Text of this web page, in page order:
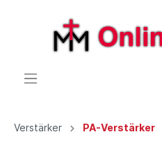
Verstärker PA-Verstärker